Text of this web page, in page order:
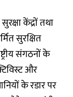
केंद्रों तथा
सुरक्षित
संगठनों के
और
के रडार पर